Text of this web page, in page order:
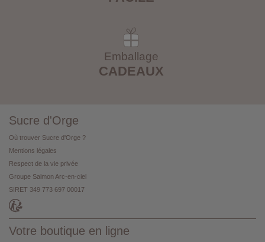
Emballage
CADEAUX
Sucre d'Orge
Où trouver Sucre d'Orge ?
Mentions légales
Respect de la vie privée
Groupe Salmon Arc-en-ciel
SIRET 349 773 697 00017
Votre boutique en ligne